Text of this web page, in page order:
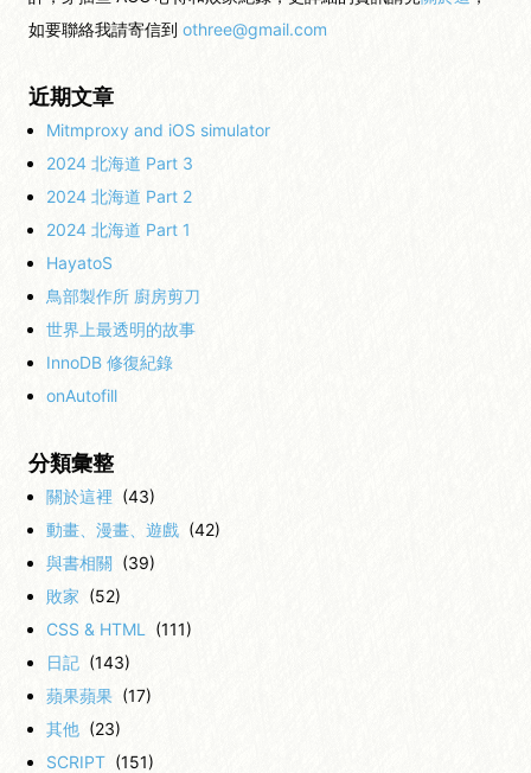
如要聯絡我請寄信到 othree@gmail.com
近期文章
Mitmproxy and iOS simulator
2024 北海道 Part 3
2024 北海道 Part 2
2024 北海道 Part 1
HayatoS
鳥部製作所 廚房剪刀
世界上最透明的故事
InnoDB 修復紀錄
onAutofill
分類彙整
關於這裡 (43)
動畫、漫畫、遊戲 (42)
與書相關 (39)
敗家 (52)
CSS & HTML
(111)
日記 (143)
蘋果蘋果 (17)
其他 (23)
SCRIPT (151)